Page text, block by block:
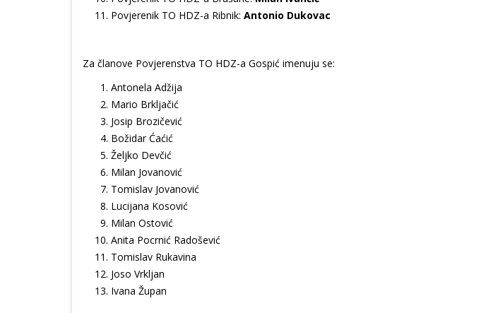
Povjerenik TO HDZ-a Ribnik: Antonio Dukovac
Za članove Povjerenstva TO HDZ-a Gospić imenuju se:
Antonela Adžija
Mario Brkljačić
Josip Brozičević
Božidar Ćaćić
Željko Devčić
Milan Jovanović
Tomislav Jovanović
Lucijana Kosović
Milan Ostović
Anita Pocrnić Radošević
Tomislav Rukavina
Joso Vrkljan
Ivana Župan